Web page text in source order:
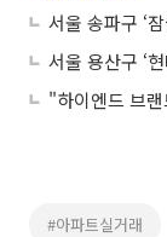
서울 송파구 ‘
서울 용산구 ‘
"하이엔드 브
#아파트실거래